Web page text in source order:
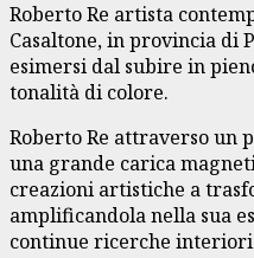
Roberto Re artista
Casaltone, in provincia di
esimersi dal subire in
tonalità di colore.
Roberto Re attraverso
una grande carica
creazioni artistiche a
amplificandola nella sua
continue ricerche